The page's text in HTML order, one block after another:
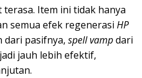
Item ini tidak hanya
semua efek regenerasi HP
dari pasifnya, spell vampdari
jauh lebih efektif,